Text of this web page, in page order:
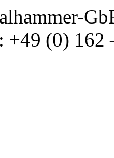
+49 (0) 162